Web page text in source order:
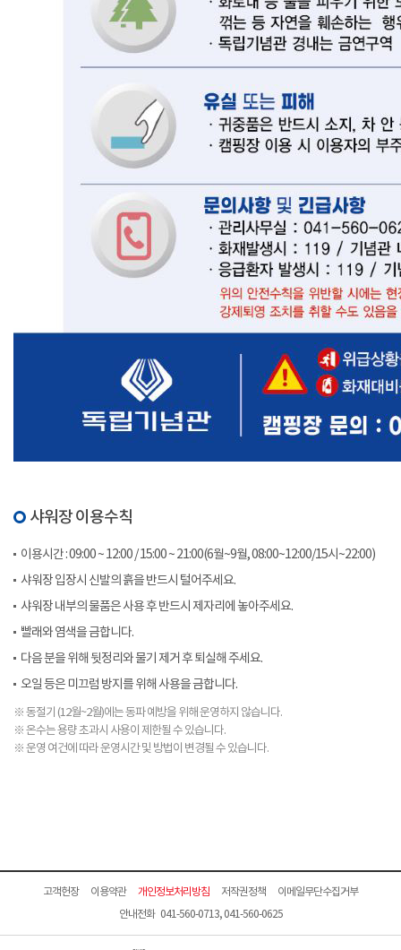
샤워장 이용수칙
이용시간 : 09:00 ~ 12:00 / 15:00 ~ 21:00(6월~9월, 08:00~12:00/15시~22:00)
샤워장 입장시 신발의 흙을 반드시 털어주세요.
샤워장 내부의 물품은 사용 후 반드시 제자리에 놓아주세요.
빨래와 염색을 금합니다.
다음 분을 위해 뒷정리와 물기 제거 후 퇴실해 주세요.
오일 등은 미끄럼 방지를 위해 사용을 금합니다.
※ 동절기 (12월~2월)에는 동파 예방을 위해 운영하지 않습니다.
※ 온수는 용량 초과시 사용이 제한될 수 있습니다.
※ 운영 여건에 따라 운영시간 및 방법이 변경될 수 있습니다.
고객헌장 이용약관 개인정보처리방침 저작권정책
이메일무단수집거부
안내전화 041-560-0713, 041-560-0625